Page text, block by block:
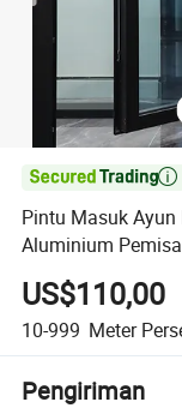

Pintu Masuk
Aluminium
US$110,00
10-999 Meter
Pengiriman